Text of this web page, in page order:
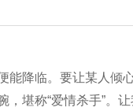
能降临。要让某人倾
堪称“爱情杀手”。